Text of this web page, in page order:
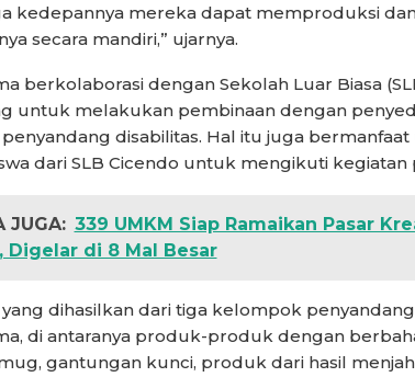
kedepannya mereka dapat memproduksi
secara mandiri,” ujarnya.
berkolaborasi dengan Sekolah Luar Biasa
untuk melakukan pembinaan dengan
disabilitas. Hal itu juga
dari SLB Cicendo untuk mengikuti kegiatan
JUGA: 339 UMKM Siap Ramaikan Pasar
Digelar di 8 Mal Besar
dihasilkan dari tiga kelompok
di antaranya produk-produk dengan
gantungan kunci, produk dari hasil